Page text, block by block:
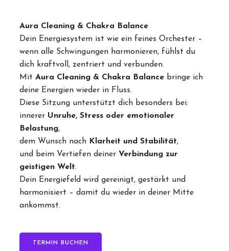
Aura Cleaning & Chakra Balance
Dein Energiesystem ist wie ein feines Orchester –
wenn alle Schwingungen harmonieren, fühlst du
dich kraftvoll, zentriert und verbunden.
Mit Aura Cleaning & Chakra Balance bringe ich
deine Energien wieder in Fluss.
Diese Sitzung unterstützt dich besonders bei:
innerer Unruhe, Stress oder emotionaler
Belastung,
dem Wunsch nach Klarheit und Stabilität,
und beim Vertiefen deiner Verbindung zur
geistigen Welt.
Dein Energiefeld wird gereinigt, gestärkt und
harmonisiert – damit du wieder in deiner Mitte
ankommst.
TERMIN BUCHEN